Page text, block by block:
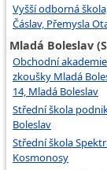
Vyšší odborná
Čáslav, Přemysla
Mladá Boleslav
Obchodní
zkoušky Mladá
14, Mladá Boleslav
Střední škola
Boleslav
Střední škola
Kosmonosy